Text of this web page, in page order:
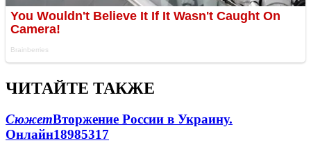
ЧИТАЙТЕ ТАКЖЕ
СюжетВторжение России в Украину.
Онлайн18985317